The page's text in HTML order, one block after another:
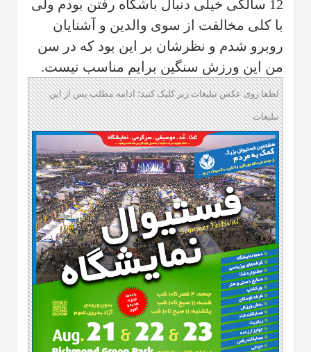
12 سالگی خیلی دنبال باشگاه رفتن بودم ولی
با کلی مخالفت از سوی والدین و آشنایان
روبرو شدم و نظرشان بر این بود که در سن
من این ورزش سنگین برایم مناسب نیست.
لطفا روی عکس تبلیغات زیر کلیک کنید؛ ادامه مطلب پس از این
تبلیغات